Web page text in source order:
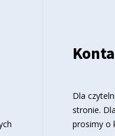
Dla
stronie.
prosimy o